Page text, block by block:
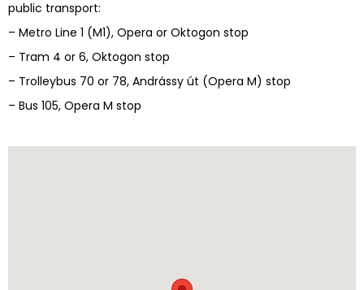
public transport:
– Metro Line 1 (M1), Opera or Oktogon stop
– Tram 4 or 6, Oktogon stop
– Trolleybus 70 or 78, Andrássy út (Opera M) stop
– Bus 105, Opera M stop